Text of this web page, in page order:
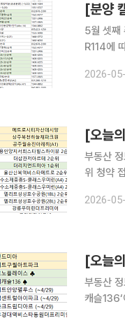
[분양
5월 셋째 주에
R114에
‘힐스테
2026-
[오늘
부동산
위 청약
‘엘리프
2026-
[오늘
부동산
캐슬136‘이 청약을 진행한다.